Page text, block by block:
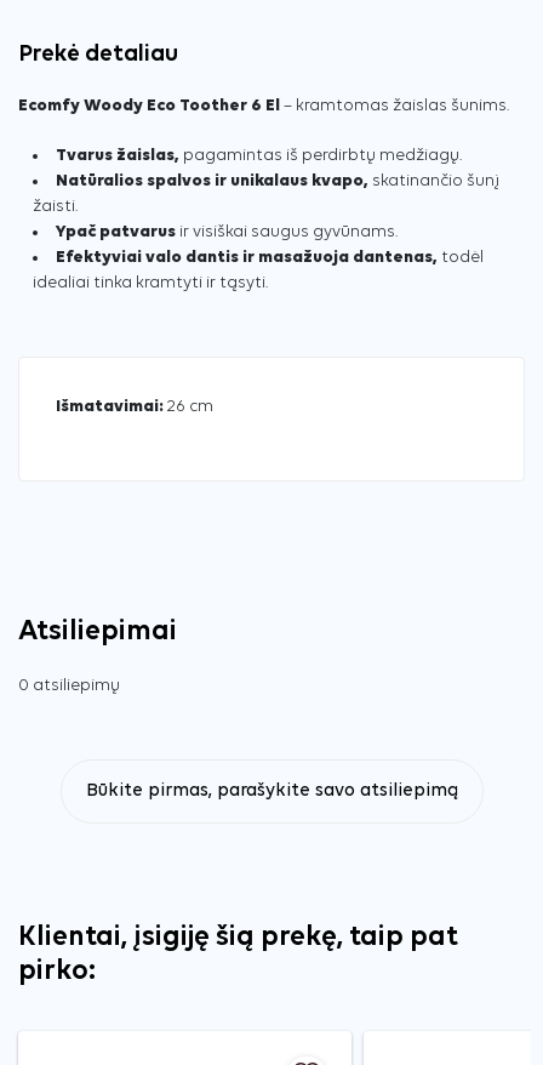
Prekė detaliau
Ecomfy Woody Eco Toother 6 El – kramtomas žaislas šunims.
Tvarus žaislas, pagamintas iš perdirbtų medžiagų.
Natūralios spalvos ir unikalaus kvapo, skatinančio šunį
žaisti.
Ypač patvarus ir visiškai saugus gyvūnams.
Efektyviai valo dantis ir masažuoja dantenas, todėl
idealiai tinka kramtyti ir tąsyti.
Išmatavimai: 26 cm
Atsiliepimai
0 atsiliepimų
Būkite pirmas, parašykite savo atsiliepimą
Klientai, įsigiję šią prekę, taip pat
pirko: